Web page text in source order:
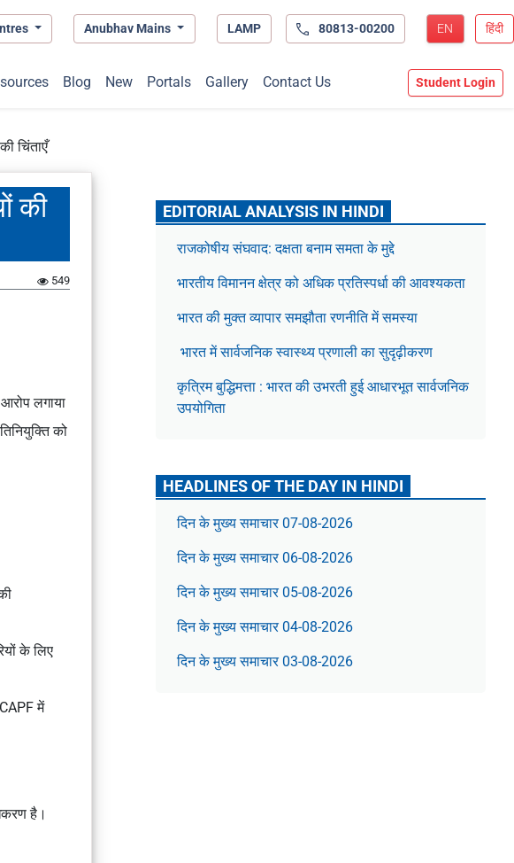
Anubhav Mains LAMP 80813-00200 EN हिंदी
Blog New Portals Gallery Contact Us Student Login
चिंताएँ
की
549
लगाया
को
के लिए
में
है।
EDITORIAL ANALYSIS IN HINDI
राजकोषीय संघवाद: दक्षता बनाम समता के मुद्दे
भारतीय विमानन क्षेत्र को अधिक प्रतिस्पर्धा की आवश्यकता
भारत की मुक्त व्यापार समझौता रणनीति में समस्या
भारत में सार्वजनिक स्वास्थ्य प्रणाली का सुदृढ़ीकरण
कृत्रिम बुद्धिमत्ता : भारत की उभरती हुई आधारभूत सार्वजनिक
उपयोगिता
HEADLINES OF THE DAY IN HINDI
दिन के मुख्य समाचार 07-08-2026
दिन के मुख्य समाचार 06-08-2026
दिन के मुख्य समाचार 05-08-2026
दिन के मुख्य समाचार 04-08-2026
दिन के मुख्य समाचार 03-08-2026